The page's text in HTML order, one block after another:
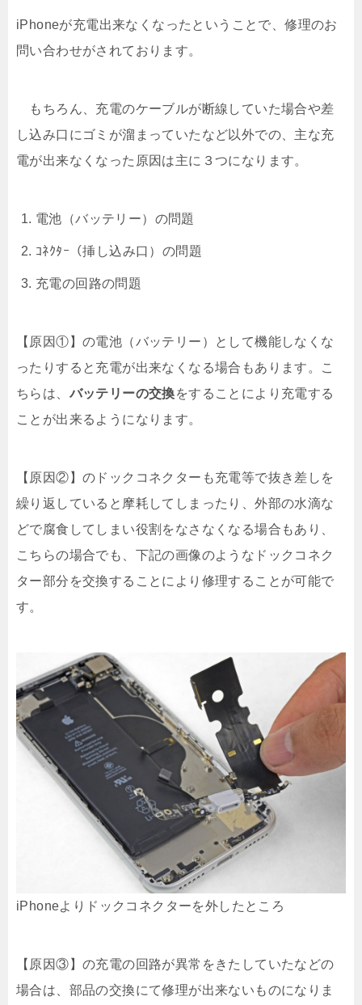
iPhoneが充電出来なくなったということで、修理のお
問い合わせがされております。
もちろん、充電のケーブルが断線していた場合や差
し込み口にゴミが溜まっていたなど以外での、主な充
電が出来なくなった原因は主に３つになります。
電池（バッテリー）の問題
ｺﾈｸﾀｰ（挿し込み口）の問題
充電の回路の問題
【原因①】の電池（バッテリー）として機能しなくな
ったりすると充電が出来なくなる場合もあります。こ
ちらは、 バッテリーの交換をすることにより充電する
ことが出来るようになります。
【原因②】のドックコネクターも充電等で抜き差しを
繰り返していると摩耗してしまったり、外部の水滴な
どで腐食してしまい役割をなさなくなる場合もあり、
こちらの場合でも、下記の画像のようなドックコネク
ター部分を交換することにより修理することが可能で
す。
iPhoneよりドックコネクターを外したところ
【原因③】の充電の回路が異常をきたしていたなどの
場合は、部品の交換にて修理が出来ないものになりま